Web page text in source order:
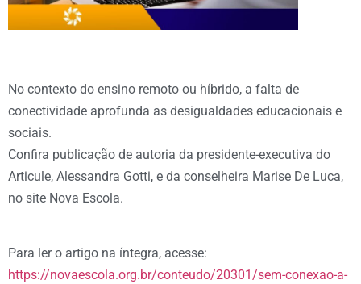
No contexto do ensino remoto ou híbrido, a falta de
conectividade aprofunda as desigualdades educacionais e
sociais.
Confira publicação de autoria da presidente-executiva do
Articule, Alessandra Gotti, e da conselheira Marise De Luca,
no site Nova Escola.
Para ler o artigo na íntegra, acesse:
https://novaescola.org.br/conteudo/20301/sem-conexao-a-